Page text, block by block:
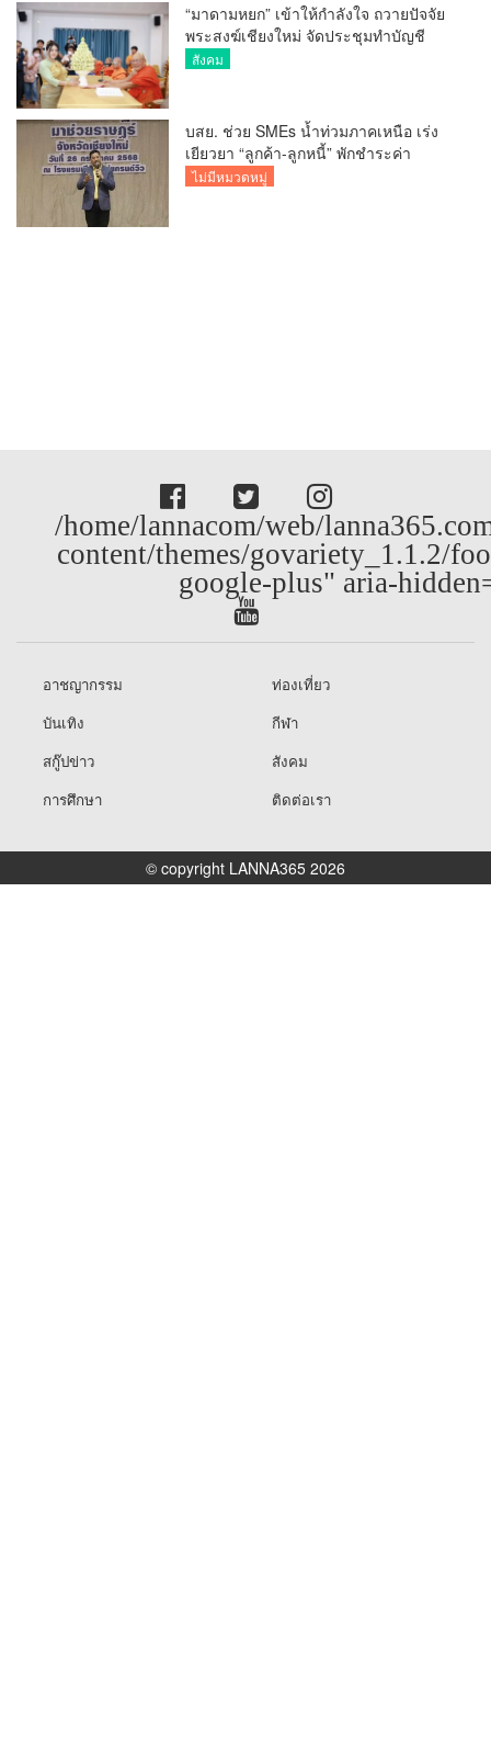
“มาดามหยก” เข้าให้กำลังใจ ถวายปัจจัย
พระสงฆ์เชียงใหม่ จัดประชุมทำบัญชี
รายรับรายจ่ายของวัด กว่า 300 รูป ที่วัด
สังคม
บสย. ช่วย SMEs น้ำท่วมภาคเหนือ เร่ง
เยียวยา “ลูกค้า-ลูกหนี้” พักชำระค่า
ธรรมเนียม-ค่างวด
ไม่มีหมวดหมู่
/home/lannacom/web/
content/themes/govariety_1.1.2/
google-plus" aria-
อาชญากรรม
ท่องเที่ยว
บันเทิง
กีฬา
สกู๊ปข่าว
สังคม
การศึกษา
ติดต่อเรา
© copyright LANNA365 2026